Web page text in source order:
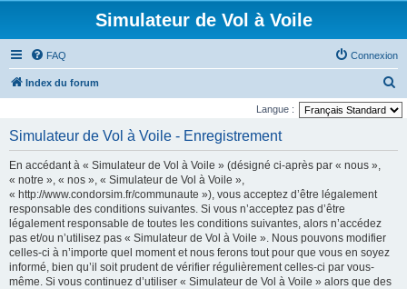
Simulateur de Vol à Voile
FAQ Connexion
Index du forum
e
Langue :
Simulateur de Vol à Voile - Enregistrement
En accédant à « Simulateur de Vol à Voile » (désigné ci-après par « nous »,
« notre », « nos », « Simulateur de Vol à Voile »,
« http://www.condorsim.fr/communaute »), vous acceptez d’être légalement
responsable des conditions suivantes. Si vous n’acceptez pas d’être
légalement responsable de toutes les conditions suivantes, alors n’accédez
pas et/ou n’utilisez pas « Simulateur de Vol à Voile ». Nous pouvons modifier
celles-ci à n’importe quel moment et nous ferons tout pour que vous en soyez
informé, bien qu’il soit prudent de vérifier régulièrement celles-ci par vous-
même. Si vous continuez d’utiliser « Simulateur de Vol à Voile » alors que des